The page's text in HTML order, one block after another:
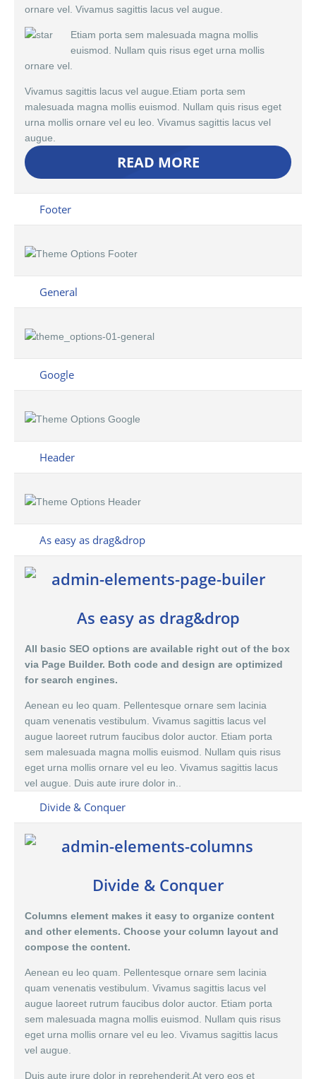
ornare vel. Vivamus sagittis lacus vel augue.
Etiam porta sem malesuada magna mollis
euismod. Nullam quis risus eget urna mollis
ornare vel.
Vivamus sagittis lacus vel augue.Etiam porta sem
malesuada magna mollis euismod. Nullam quis risus eget
urna mollis ornare vel eu leo. Vivamus sagittis lacus vel
augue.
READ MORE
Footer
General
Google
Header
As easy as drag&drop
As easy as drag&drop
All basic SEO options are available right out of the box
via Page Builder. Both code and design are optimized
for search engines.
Aenean eu leo quam. Pellentesque ornare sem lacinia
quam venenatis vestibulum. Vivamus sagittis lacus vel
augue laoreet rutrum faucibus dolor auctor. Etiam porta
sem malesuada magna mollis euismod. Nullam quis risus
eget urna mollis ornare vel eu leo. Vivamus sagittis lacus
vel augue. Duis aute irure dolor in..
Divide & Conquer
Divide & Conquer
Columns element makes it easy to organize content
and other elements. Choose your column layout and
compose the content.
Aenean eu leo quam. Pellentesque ornare sem lacinia
quam venenatis vestibulum. Vivamus sagittis lacus vel
augue laoreet rutrum faucibus dolor auctor. Etiam porta
sem malesuada magna mollis euismod. Nullam quis risus
eget urna mollis ornare vel eu leo. Vivamus sagittis lacus
vel augue.
Duis aute irure dolor in reprehenderit.At vero eos et